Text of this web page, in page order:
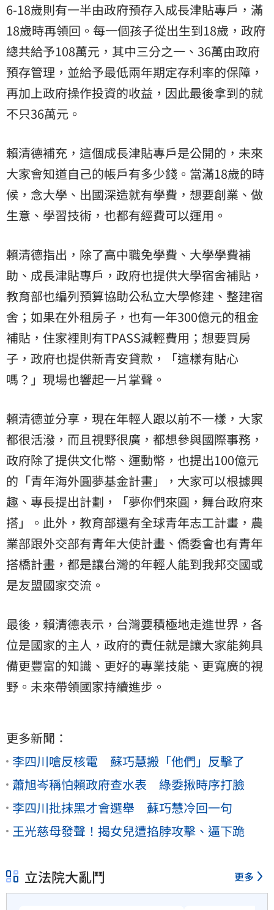
6-18歲則有一半由政府預存入成長津貼專戶，滿
18歲時再領回。每一個孩子從出生到18歲，政府
總共給予108萬元，其中三分之一、36萬由政府
預存管理，並給予最低兩年期定存利率的保障，
再加上政府操作投資的收益，因此最後拿到的就
不只36萬元。
賴清德補充，這個成長津貼專戶是公開的，未來
大家會知道自己的帳戶有多少錢。當滿18歲的時
候，念大學、出國深造就有學費，想要創業、做
生意、學習技術，也都有經費可以運用。
賴清德指出，除了高中職免學費、大學學費補
助、成長津貼專戶，政府也提供大學宿舍補貼，
教育部也編列預算協助公私立大學修建、整建宿
舍；如果在外租房子，也有一年300億元的租金
補貼，住家裡則有TPASS減輕費用；想要買房
子，政府也提供新青安貸款，「這樣有貼心
嗎？」現場也響起一片掌聲。
賴清德並分享，現在年輕人跟以前不一樣，大家
都很活潑，而且視野很廣，都想參與國際事務，
政府除了提供文化幣、運動幣，也提出100億元
的「青年海外圓夢基金計畫」，大家可以根據興
趣、專長提出計劃，「夢你們來圓，舞台政府來
搭」。此外，教育部還有全球青年志工計畫，農
業部跟外交部有青年大使計畫、僑委會也有青年
搭橋計畫，都是讓台灣的年輕人能到我邦交國或
是友盟國家交流。
最後，賴清德表示，台灣要積極地走進世界，各
位是國家的主人，政府的責任就是讓大家能夠具
備更豐富的知識、更好的專業技能、更寬廣的視
野。未來帶領國家持續進步。
更多新聞：
李四川嗆反核電 蘇巧慧搬「他們」反擊了
蕭旭岑稱怕賴政府查水表 綠委揪時序打臉
李四川批抹黑才會選舉 蘇巧慧冷回一句
王光慈母發聲！揭女兒遭掐脖攻擊、逼下跪
立法院大亂鬥 更多